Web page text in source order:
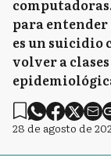
para
es un suicidio
volver a
28 de agosto de